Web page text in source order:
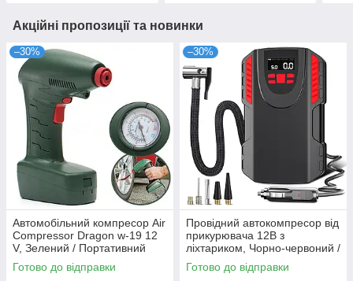
Акційні пропозиції та новинки
–30%
Автомобільний компресор Air
Compressor Dragon w-19 12
V, Зелений / Портативний
насос
Готово до відправки
–30%
Провідний автокомпресор від
прикурювача 12В з
ліхтариком, Чорно-червоний /
Автомобільний компресор
для підкачки шин
Готово до відправки